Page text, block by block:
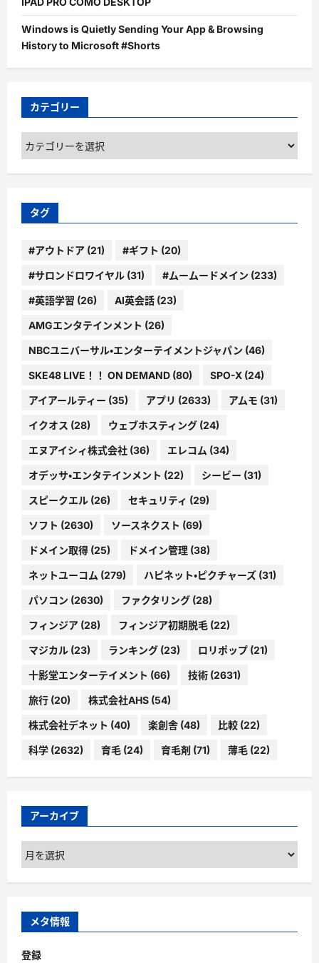
Windows is Quietly Sending Your App & Browsing
History to Microsoft #Shorts
カテゴリー
カ
テ
ゴ
ー
タグ
#アウトドア (21) #ギフト (20)
#サロンドロワイヤル (31) #ムームードメイン (233)
#英語学習 (26) AI英会話 (23)
AMGエンタテインメント (26)
NBCユニバーサル・エンターテイメントジャパン (46)
SKE48 LIVE！！ ON DEMAND (80) SPO-X (24)
アイアールティー (35) アプリ (2633) アムモ (31)
イクオス (28) ウェブホスティング (24)
エヌアイシィ株式会社 (36) エレコム (34)
オデッサ・エンタテインメント (22) シービー (31)
スピークエル (26) セキュリティ (29)
ソフト (2630) ソースネクスト (69)
ドメイン取得 (25) ドメイン管理 (38)
ネットユーコム (279) ハピネット・ピクチャーズ (31)
パソコン (2630) ファクタリング (28)
フィンジア (28) フィンジア初期脱毛 (22)
マジカル (23) ランキング (23) ロリポップ (21)
十影堂エンターテイメント (66) 技術 (2631)
旅行 (20) 株式会社AHS (54)
株式会社デネット (40) 楽創舎 (48) 比較 (22)
科学 (2632) 育毛 (24) 育毛剤 (71) 薄毛 (22)
アーカイブ
ア
ー
カ
ブ
メタ情報
登録